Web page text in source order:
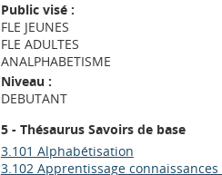
Public visé :
FLE JEUNES
FLE ADULTES
ANALPHABETISME
Niveau :
DEBUTANT
5 - Thésaurus Savoirs de base
3.101 Alphabétisation
3.102 Apprentissage